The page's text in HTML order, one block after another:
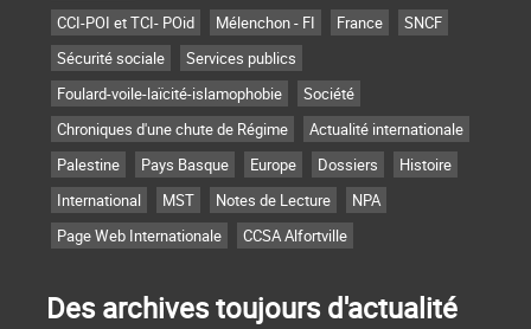
CCI-POI et TCI- POid
Mélenchon - FI France
SNCF
Sécurité sociale
Services publics
Foulard-voile-laïcité-islamophobie
Société
Chroniques d'une chute de Régime
Actualité internationale
Palestine
Pays Basque Europe Dossiers
Histoire
International
MST Notes de Lecture
NPA
Page Web Internationale
CCSA Alfortville
Des archives toujours d'actualité